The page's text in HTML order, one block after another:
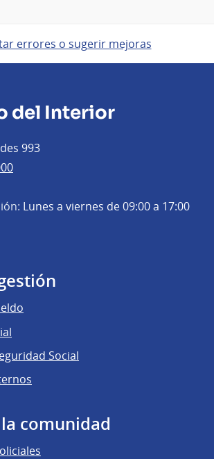
errores o sugerir mejoras
del Interior
993
Lunes a viernes de 09:00 a 17:00
Social
comunidad